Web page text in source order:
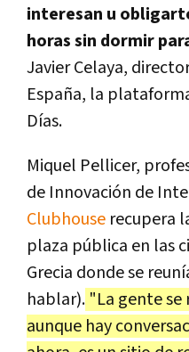
interesan u
horas sin dormir
Javier Celaya,
España, la
Días.
Miquel Pellicer,
de Innovación de
Clubhouse recupera
plaza pública en las
Grecia donde se
hablar). "La gente se
aunque hay